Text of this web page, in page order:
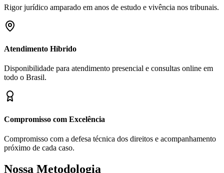
Rigor jurídico amparado em anos de estudo e vivência nos tribunais.
Atendimento Híbrido
Disponibilidade para atendimento presencial e consultas online em
todo o Brasil.
Compromisso com Excelência
Compromisso com a defesa técnica dos direitos e acompanhamento
próximo de cada caso.
Nossa Metodologia